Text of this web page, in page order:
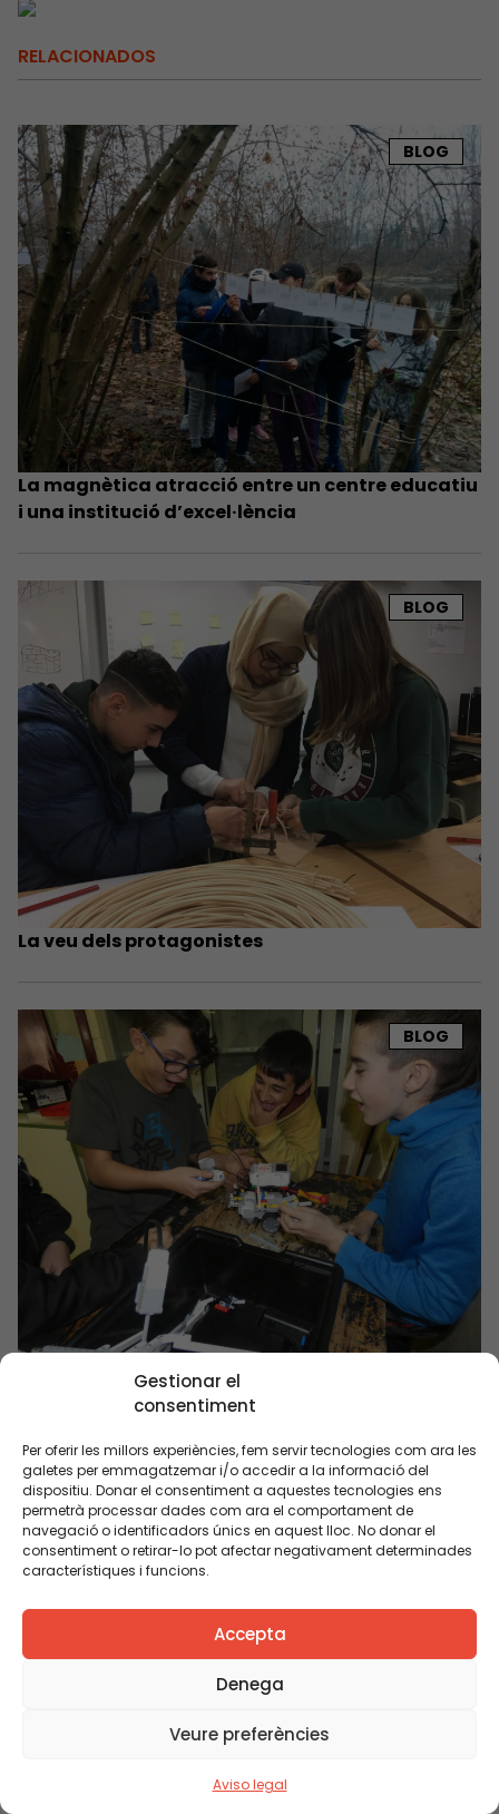
Gestionar el
consentiment
Per oferir les millors experiències, fem servir tecnologies com ara les
galetes per emmagatzemar i/o accedir a la informació del
dispositiu. Donar el consentiment a aquestes tecnologies ens
permetrà processar dades com ara el comportament de
navegació o identificadors únics en aquest lloc. No donar el
consentiment o retirar-lo pot afectar negativament determinades
característiques i funcions.
Accepta
Denega
Veure preferències
Aviso legal
RELACIONADOS
BLOG
La magnètica atracció entre un centre educatiu
i una institució d’excel·lència
BLOG
La veu dels protagonistes
BLOG
Quan un equip docent es planteja iniciar un
BLOG
Famílies Magnet, famílies implicades